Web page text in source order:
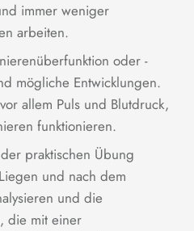
immer weniger
arbeiten.
oder -
mögliche Entwicklungen.
allem Puls und Blutdruck,
funktionieren.
praktischen Übung
und nach dem
und die
die mit einer